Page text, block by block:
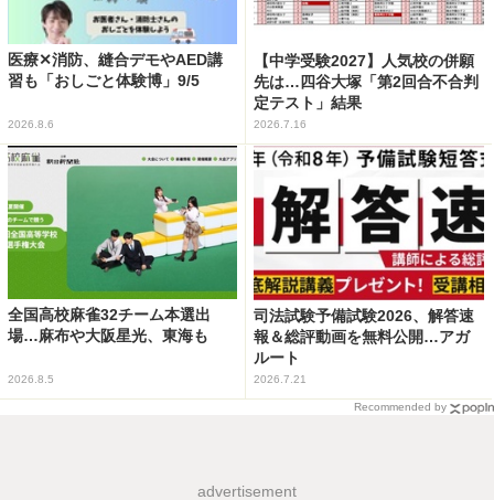
医療✕消防、縫合デモやAED講
習も「おしごと体験博」9/5
2026.8.6
【中学受験2027】人気校の併願
先は…四谷大塚「第2回合不合判
定テスト」結果
2026.7.16
全国高校麻雀32チーム本選出
場…麻布や大阪星光、東海も
2026.8.5
司法試験予備試験2026、解答速
報＆総評動画を無料公開…アガ
ルート
2026.7.21
Recommended by
advertisement